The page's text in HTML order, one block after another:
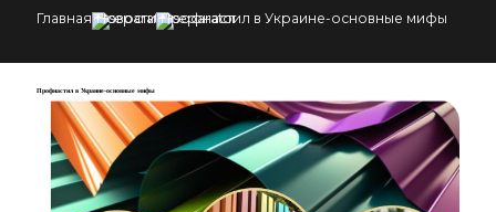
Главная Новости Профнастил в Украине-основные мифы
Профнастил в Украине-основные мифы